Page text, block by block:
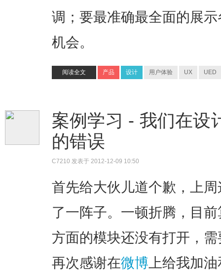
调；要最准确最全面的展
机会。
阅读全文 产品 设计 用户体验 UX UED
案例学习 - 我们在设
的错误
C7210 发表于 2012-12-09 10:50
首先给大伙儿道个歉，上
了一阵子。一顿折腾，目
方面的模块还没有打开，
再次感谢在微博 上给我加